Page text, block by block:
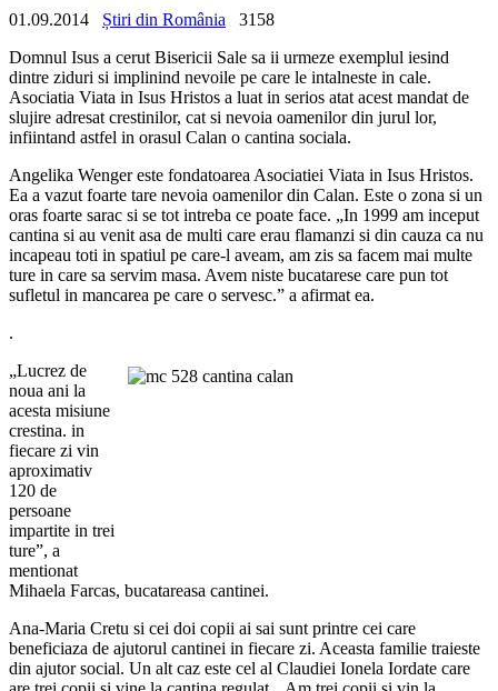
01.09.2014 Știri din România
3158
Domnul Isus a cerut Bisericii Sale sa ii urmeze exemplul iesind
dintre ziduri si implinind nevoile pe care le intalneste in cale.
Asociatia Viata in Isus Hristos a luat in serios atat acest mandat de
slujire adresat crestinilor, cat si nevoia oamenilor din jurul lor,
infiintand astfel in orasul Calan o cantina sociala.
Angelika Wenger este fondatoarea Asociatiei Viata in Isus Hristos.
Ea a vazut foarte tare nevoia oamenilor din Calan. Este o zona si un
oras foarte sarac si se tot intreba ce poate face. „In 1999 am inceput
cantina si au venit asa de multi care erau flamanzi si din cauza ca nu
incapeau toti in spatiul pe care-l aveam, am zis sa facem mai multe
ture in care sa servim masa. Avem niste bucatarese care pun tot
sufletul in mancarea pe care o servesc.” a afirmat ea.
.
„Lucrez de
noua ani la
acesta misiune
crestina. in
fiecare zi vin
aproximativ
120 de
persoane
impartite in trei
ture”, a
mentionat
Mihaela Farcas, bucatareasa cantinei.
Ana-Maria Cretu si cei doi copii ai sai sunt printre cei care
beneficiaza de ajutorul cantinei in fiecare zi. Aceasta familie traieste
din ajutor social. Un alt caz este cel al Claudiei Ionela Iordate care